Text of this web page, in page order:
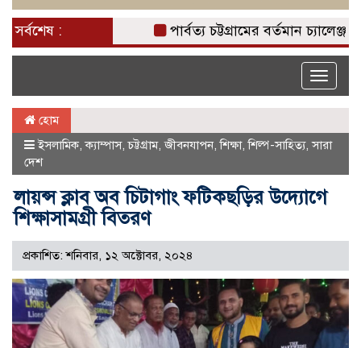
সর্বশেষ : পার্বত্য চট্টগ্রামের বর্তমান চ্যালেঞ্জ
Toggle
হোম
ইসলামিক,ক্যাম্পাস,চট্টগ্রাম,জীবনযাপন,শিক্ষা,শিল্প-সাহিত্য,সারা
দেশ
লায়ন্স ক্লাব অব চিটাগাং ফটিকছড়ির উদ্যোগে
শিক্ষাসামগ্রী বিতরণ
প্রকাশিত: শনিবার, ১২ অক্টোবর, ২০২৪